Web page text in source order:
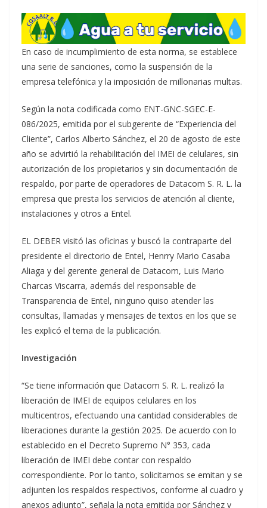
En caso de incumplimiento de esta norma, se establece
una serie de sanciones, como la suspensión de la
empresa telefónica y la imposición de millonarias multas.
Según la nota codificada como ENT-GNC-SGEC-E-
086/2025, emitida por el subgerente de “Experiencia del
Cliente”, Carlos Alberto Sánchez, el 20 de agosto de este
año se advirtió la rehabilitación del IMEI de celulares, sin
autorización de los propietarios y sin documentación de
respaldo, por parte de operadores de Datacom S. R. L. la
empresa que presta los servicios de atención al cliente,
instalaciones y otros a Entel.
EL DEBER visitó las oficinas y buscó la contraparte del
presidente el directorio de Entel, Henrry Mario Casaba
Aliaga y del gerente general de Datacom, Luis Mario
Charcas Viscarra, además del responsable de
Transparencia de Entel, ninguno quiso atender las
consultas, llamadas y mensajes de textos en los que se
les explicó el tema de la publicación.
Investigación
“Se tiene información que Datacom S. R. L. realizó la
liberación de IMEI de equipos celulares en los
multicentros, efectuando una cantidad considerables de
liberaciones durante la gestión 2025. De acuerdo con lo
establecido en el Decreto Supremo N° 353, cada
liberación de IMEI debe contar con respaldo
correspondiente. Por lo tanto, solicitamos se emitan y se
adjunten los respaldos respectivos, conforme al cuadro y
anexos adjunto”, señala la nota emitida por Sánchez y